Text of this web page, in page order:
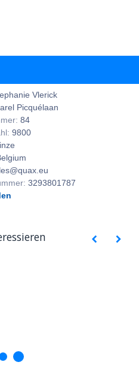
Vlerick
Picquélaan
84
9800
3293801787